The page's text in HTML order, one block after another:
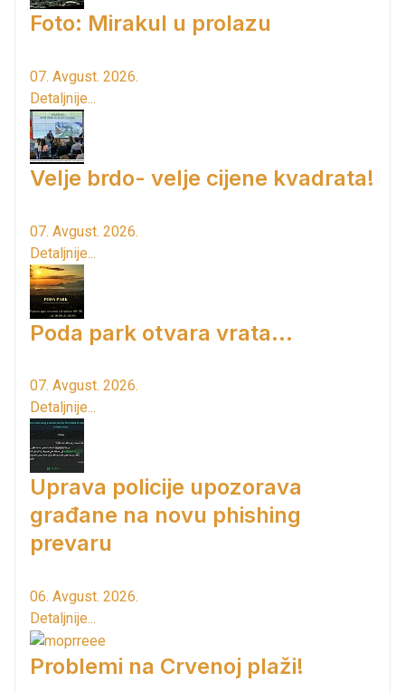
Foto: Mirakul u prolazu
07. Avgust. 2026.
Detaljnije...
Velje brdo- velje cijene kvadrata!
07. Avgust. 2026.
Detaljnije...
Poda park otvara vrata...
07. Avgust. 2026.
Detaljnije...
Uprava policije upozorava
građane na novu phishing
prevaru
06. Avgust. 2026.
Detaljnije...
Problemi na Crvenoj plaži!